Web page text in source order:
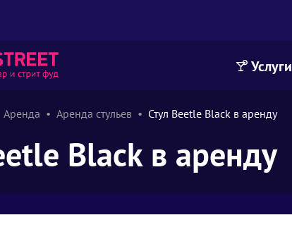
Услуги
Аренда Аренда стульев Стул Beetle Black в аренду
Black в аренду